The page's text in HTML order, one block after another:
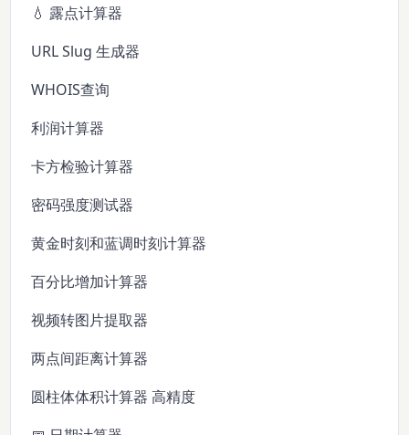
💧 露点计算器
URL Slug 生成器
WHOIS查询
利润计算器
卡方检验计算器
密码强度测试器
黄金时刻和蓝调时刻计算器
百分比增加计算器
视频转图片提取器
两点间距离计算器
圆柱体体积计算器 高精度